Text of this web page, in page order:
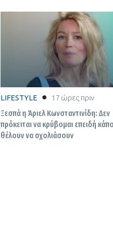
LIFESTYLE 17 ώρες πριν
Ξεσπά η Άριελ Κωνσταντινίδη: Δεν
πρόκειται να κρύβομαι επειδή
θέλουν να σχολιάσουν